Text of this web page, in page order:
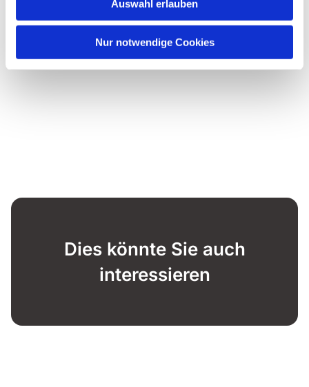
Auswahl erlauben
Nur notwendige Cookies
Dies könnte Sie auch
interessieren